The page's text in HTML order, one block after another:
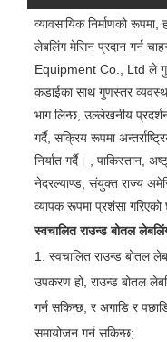
व्यावसायिक निर्माणको
लेबलिंग मेसिन प्रदान गर्न
Equipment Co., Ltd ले
कडाईका साथ गुणस्तर
भाग लिन्छ, उल्लेखनीय
गर्दै, सक्रिय रूपमा
निर्यात गर्दै। , पाकिस्तान,
नेदरल्याण्ड, संयुक्त राज्य
व्यापक रूपमा प्रशंसा
स्वचालित राउन्ड बोतल
1. स्वचालित राउन्ड बोतल
उपकरण हो, राउन्ड बोतल
गर्न सकिन्छ, र अगाडि र
समायोजन गर्न सकिन्छ;